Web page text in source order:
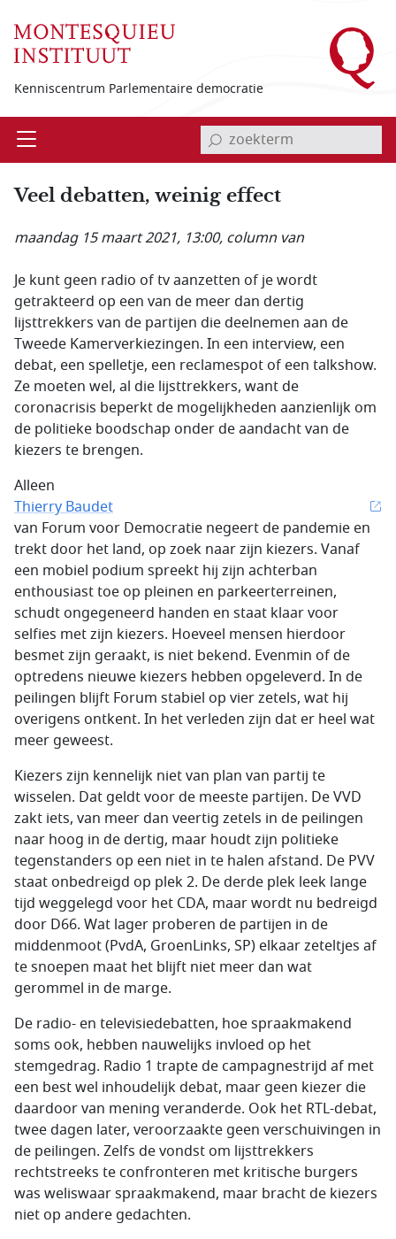
Kenniscentrum Parlementaire democratie
Open invoerveld zoekterm
Veel debatten, weinig effect
maandag 15 maart 2021, 13:00, column van
Je kunt geen radio of tv aanzetten of je wordt
getrakteerd op een van de meer dan dertig
lijsttrekkers van de partijen die deelnemen aan de
Tweede Kamerverkiezingen. In een interview, een
debat, een spelletje, een reclamespot of een talkshow.
Ze moeten wel, al die lijsttrekkers, want de
coronacrisis beperkt de mogelijkheden aanzienlijk om
de politieke boodschap onder de aandacht van de
kiezers te brengen.
Alleen
Thierry Baudet
van Forum voor Democratie negeert de pandemie en
trekt door het land, op zoek naar zijn kiezers. Vanaf
een mobiel podium spreekt hij zijn achterban
enthousiast toe op pleinen en parkeerterreinen,
schudt ongegeneerd handen en staat klaar voor
selfies met zijn kiezers. Hoeveel mensen hierdoor
besmet zijn geraakt, is niet bekend. Evenmin of de
optredens nieuwe kiezers hebben opgeleverd. In de
peilingen blijft Forum stabiel op vier zetels, wat hij
overigens ontkent. In het verleden zijn dat er heel wat
meer geweest.
Kiezers zijn kennelijk niet van plan van partij te
wisselen. Dat geldt voor de meeste partijen. De VVD
zakt iets, van meer dan veertig zetels in de peilingen
naar hoog in de dertig, maar houdt zijn politieke
tegenstanders op een niet in te halen afstand. De PVV
staat onbedreigd op plek 2. De derde plek leek lange
tijd weggelegd voor het CDA, maar wordt nu bedreigd
door D66. Wat lager proberen de partijen in de
middenmoot (PvdA, GroenLinks, SP) elkaar zeteltjes af
te snoepen maat het blijft niet meer dan wat
gerommel in de marge.
De radio- en televisiedebatten, hoe spraakmakend
soms ook, hebben nauwelijks invloed op het
stemgedrag. Radio 1 trapte de campagnestrijd af met
een best wel inhoudelijk debat, maar geen kiezer die
daardoor van mening veranderde. Ook het RTL-debat,
twee dagen later, veroorzaakte geen verschuivingen in
de peilingen. Zelfs de vondst om lijsttrekkers
rechtstreeks te confronteren met kritische burgers
was weliswaar spraakmakend, maar bracht de kiezers
niet op andere gedachten.